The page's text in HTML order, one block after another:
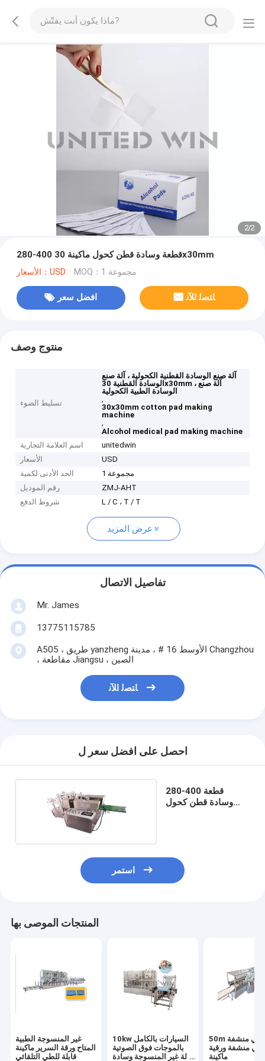
2/2
280-400 قطعة وسادة قطن كحول ماكينة 30x30mm
الأسعار：USD MOQ：1 مجموعة
افضل سعر ﺎﺘﺼﻟ ﺍﻶﻧ
منتوج وصف
تسليط الضوء
آلة صنع الوسادة القطنية الكحولية ، آلة صنع
الوسادة القطنية 30x30mm ، آلة صنع
الوسادة الطبية الكحولية
,
30x30mm cotton pad making
machine
,
Alcohol medical pad making machine
اسم العلامة التجارية
unitedwin
الأسعار
USD
الحد الأدنى لكمية
1 مجموعة
رقم الموديل
ZMJ-AHT
شروط الدفع
L / C ، T / T
عرض المزيد
تفاصيل الاتصال
Mr. James
13775115785
A505 ، طريق yanzheng الأوسط 16 # ، مدينة Changzhou
، مقاطعة Jiangsu ، الصين
ﺎﺘﺼﻟ ﺍﻶﻧ
احصل على افضل سعر ل
280-400 قطعة
وسادة قطن كحول
استمر
المنتجات الموصى بها
غير المنسوجة الطبية
المتاح ورقة السرير ماكينة
قابلة للطي التلقائي
10kw السيارات بالكامل
بالموجات فوق الصوتية
آلة غير المنسوجة وسادة
50m ثقب جراحي منشفة
طي منشفة ورقية
ماكينة